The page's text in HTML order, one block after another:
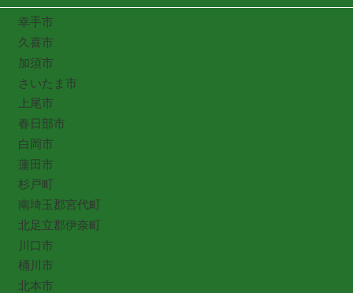
幸手市
久喜市
加須市
さいたま市
上尾市
春日部市
白岡市
蓮田市
杉戸町
南埼玉郡宮代町
北足立郡伊奈町
川口市
桶川市
北本市